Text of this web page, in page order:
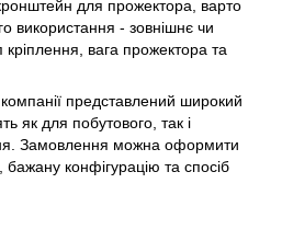
для прожектора, варто
використання - зовнішнє чи
вага прожектора та
представлений широкий
як для побутового, так і
Замовлення можна оформити
бажану конфігурацію та спосіб